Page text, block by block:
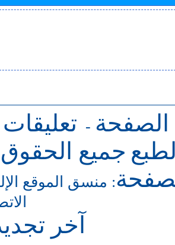
الصفحة - تعليقات
جميع
: منسق الموقع
آخر